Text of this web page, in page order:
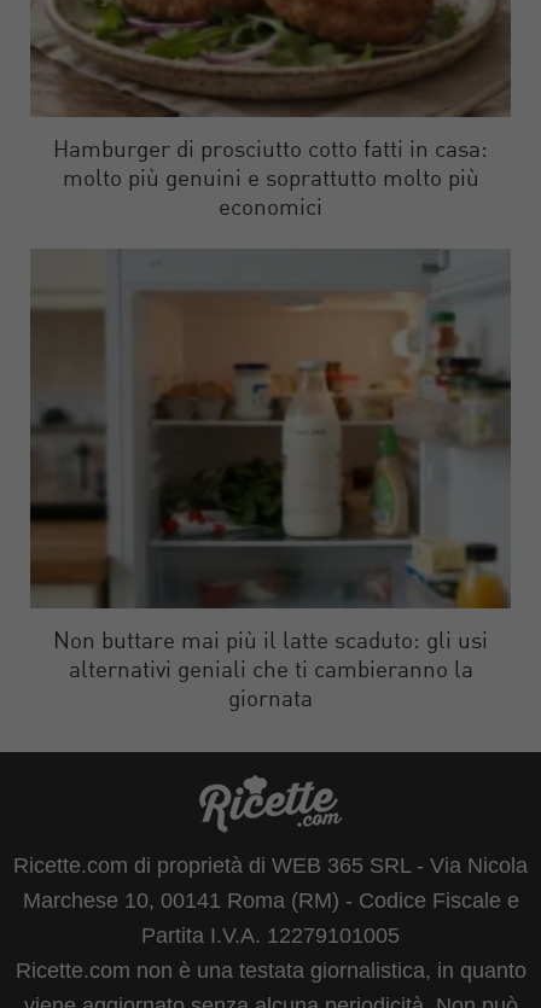
Hamburger di prosciutto cotto fatti in casa:
molto più genuini e soprattutto molto più
economici
Non buttare mai più il latte scaduto: gli usi
alternativi geniali che ti cambieranno la
giornata
Ricette.com di proprietà di WEB 365 SRL - Via Nicola
Marchese 10, 00141 Roma (RM) - Codice Fiscale e
Partita I.V.A. 12279101005
Ricette.com non è una testata giornalistica, in quanto